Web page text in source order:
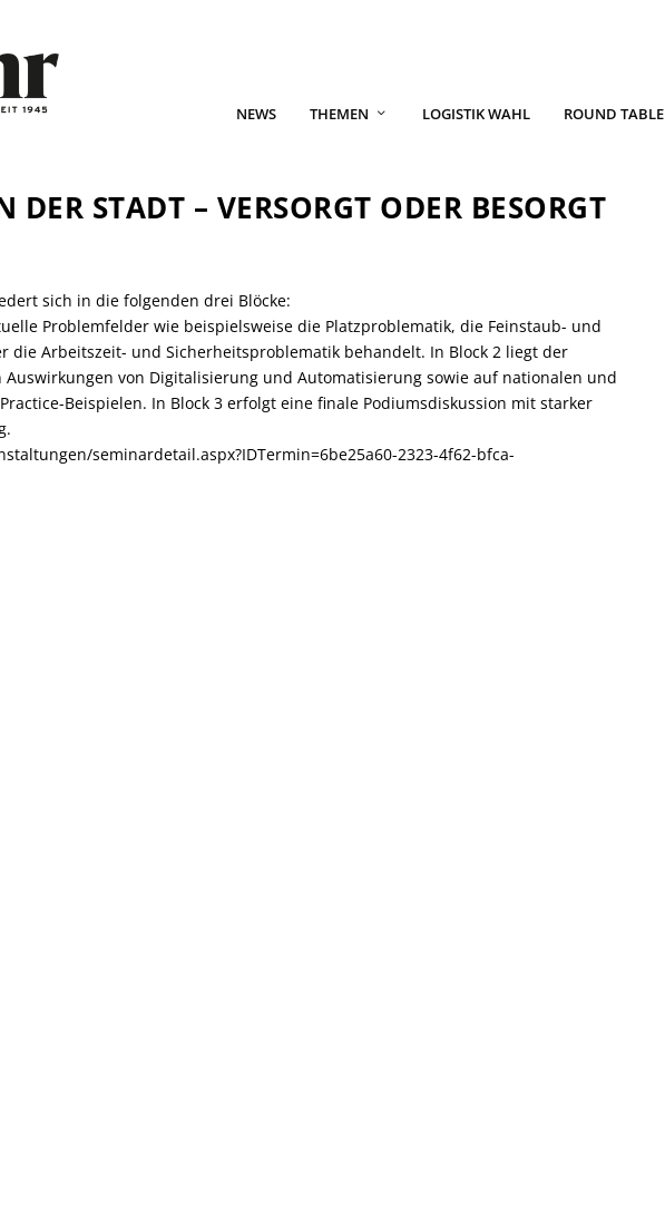
NEWS THEMEN LOGISTIK WAHL ROUND TABLE
DER STADT – VERSORGT ODER BESORGT
sich in die folgenden drei Blöcke:
Problemfelder wie beispielsweise die Platzproblematik, die Feinstaub- und
die Arbeitszeit- und Sicherheitsproblematik behandelt. In Block 2 liegt der
Auswirkungen von Digitalisierung und Automatisierung sowie auf nationalen und
Beispielen. In Block 3 erfolgt eine finale Podiumsdiskussion mit starker
seminardetail.aspx?IDTermin=6be25a60-2323-4f62-bfca-